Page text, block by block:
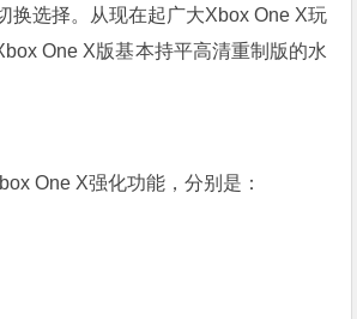
换选择。从现在起广大Xbox One X玩
One X版基本持平高清重制版的水
One X强化功能，分别是：